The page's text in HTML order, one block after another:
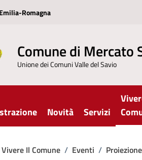
Romagna
Comune di Mercato
Unione dei Comuni Valle del Savio
Novità Servizi
Vivere Il Comune / Eventi /